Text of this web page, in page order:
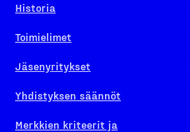
Historia
Toimielimet
Jäsenyritykset
Yhdistyksen säännöt
Merkkien kriteerit ja